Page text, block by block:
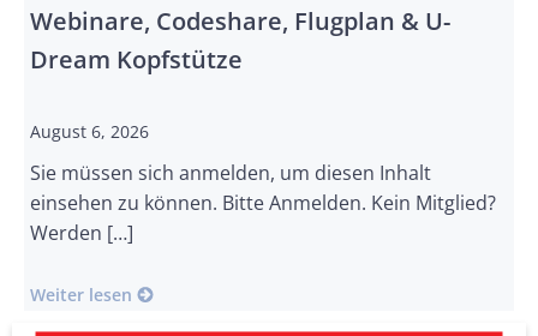
Webinare, Codeshare, Flugplan & U-
Dream Kopfstütze
August 6, 2026
Sie müssen sich anmelden, um diesen Inhalt
einsehen zu können. Bitte Anmelden. Kein Mitglied?
Werden […]
Weiter lesen